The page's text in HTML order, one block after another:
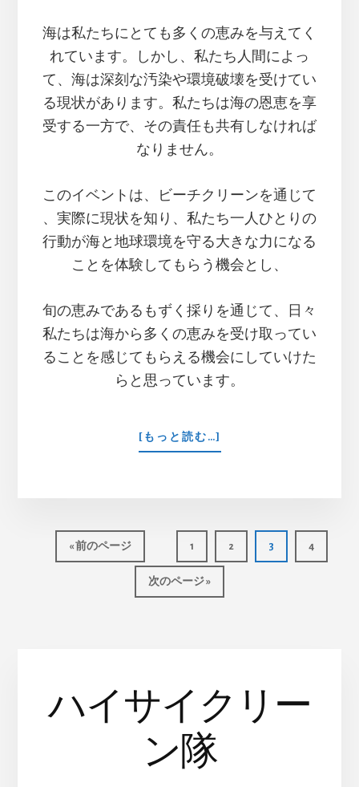
た
ち
の
世
界
を
一
き
に
い
う！
海は私たちにとても多くの恵みを与えてく
れています。しかし、私たち人間によっ
て、海は深刻な汚染や環境破壊を受けてい
る現状があります。私たちは海の恩恵を享
受する一方で、その責任も共有しなければ
なりません。
このイベントは、ビーチクリーンを通じて
、実際に現状を知り、私たち一人ひとりの
行動が海と地球環境を守る大きな力になる
ことを体験してもらう機会とし、
旬の恵みであるもずく採りを通じて、日々
私たちは海から多くの恵みを受け取ってい
ることを感じてもらえる機会にしていけた
らと思っています。
[もっと読む…]
美
り、
旬
恵
う！
«移
動
前のページ
ペ
ー
ジ
1
ペ
ー
2
ペ
ー
3
ペ
ー
4
移
動
次のページ »
ハイサイクリー
ン隊